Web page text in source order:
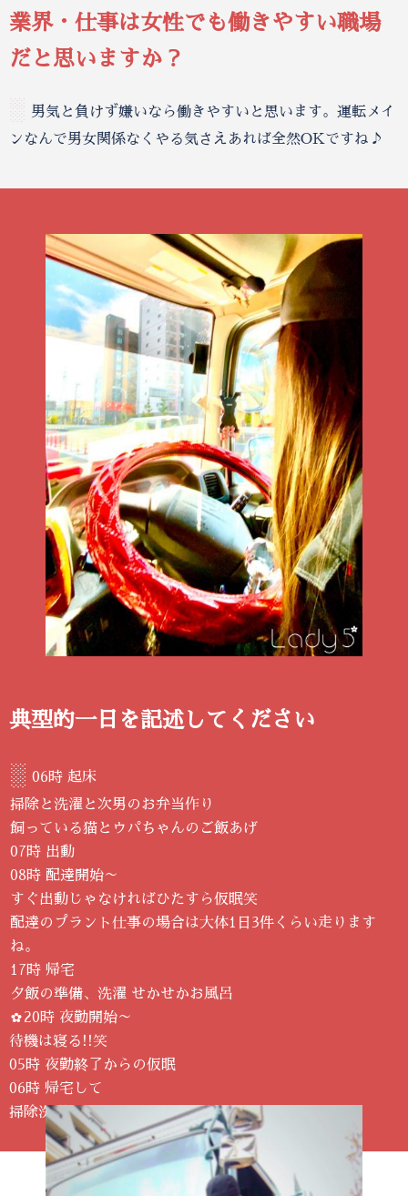
業界・仕事は女性でも働きやすい職場
だと思いますか？
░ 男気と負けず嫌いなら働きやすいと思います。運転メイ
ンなんで男女関係なくやる気さえあれば全然OKですね♪
典型的一日を記述してください
░ 06時 起床
掃除と洗濯と次男のお弁当作り
飼っている猫とウパちゃんのご飯あげ
07時 出動
08時 配達開始～
すぐ出動じゃなければひたすら仮眠笑
配達のプラント仕事の場合は大体1日3件くらい走ります
ね。
17時 帰宅
夕飯の準備、洗濯 せかせかお風呂
✿20時 夜勤開始～
待機は寝る!!笑
05時 夜勤終了からの仮眠
06時 帰宅して
掃除洗濯…